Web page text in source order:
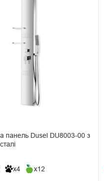
панель Dusel DU8003-00 з
x4 x12